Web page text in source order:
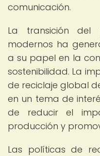
comunicación.
La transición del
modernos ha
a su papel en la
sostenibilidad. La
de reciclaje global
en un tema de
de reducir el
producción y
Las políticas de